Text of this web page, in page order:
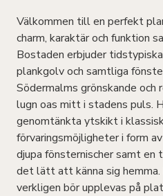
Välkommen till en perfekt
charm, karaktär och funktion
Bostaden erbjuder
plankgolv och samtliga
Södermalms grönskande och
lugn oas mitt i stadens puls.
genomtänkta ytskikt i
förvaringsmöjligheter i form
djupa fönsternischer samt en
det lätt att känna sig
verkligen bör upplevas på